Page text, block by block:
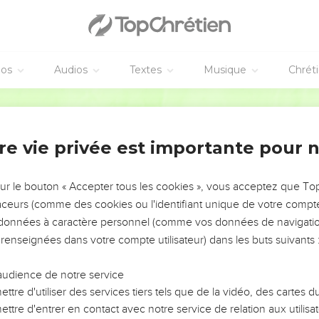
Audios Textes Musique
et les pharisiens rassemblèrent le sanhédrin et dirent : «
tous croiront en lui et les Romains viendront détruire et
était grand-prêtre cette année-là, leur dit : « Vous n'y
qu'il est dans notre intérêt qu'un seul homme meure pour le
lui-même, mais comme il était grand-prêtre cette année-là, il
nation seulement, c'était aussi afin de réunir en un seul corps
conseil pour le faire mourir.
se montra plus ouvertement parmi les Juifs, mais il se retira
proche et beaucoup de gens montèrent de la campagne à
vie privée est importante pour
le bouton « Accepter tous les cookies », vous acceptez que
(comme des cookies ou l'identifiant unique de votre
à caractère personnel (comme vos données de
dans votre compte utilisateur) dans les buts suivants :
de notre service
d'utiliser des services tiers tels que de la vidéo, des cartes
d'entrer en contact avec notre service de relation aux